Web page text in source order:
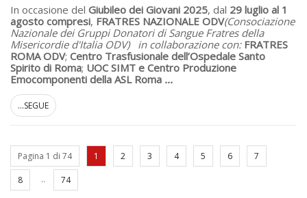
In occasione del Giubileo dei Giovani 2025, dal 29 luglio al 1
agosto compresi, FRATRES NAZIONALE ODV(Consociazione
Nazionale dei Gruppi Donatori di Sangue Fratres della
Misericordie d'Italia ODV)
in collaborazione con: FRATRES
ROMA ODV; Centro Trasfusionale dell’Ospedale Santo
Spirito di Roma; UOC SIMT e Centro Produzione
Emocomponenti della ASL Roma ...
...SEGUE
Pagina 1 di 74 1 2 3 4 5 6 7
8 .. 74